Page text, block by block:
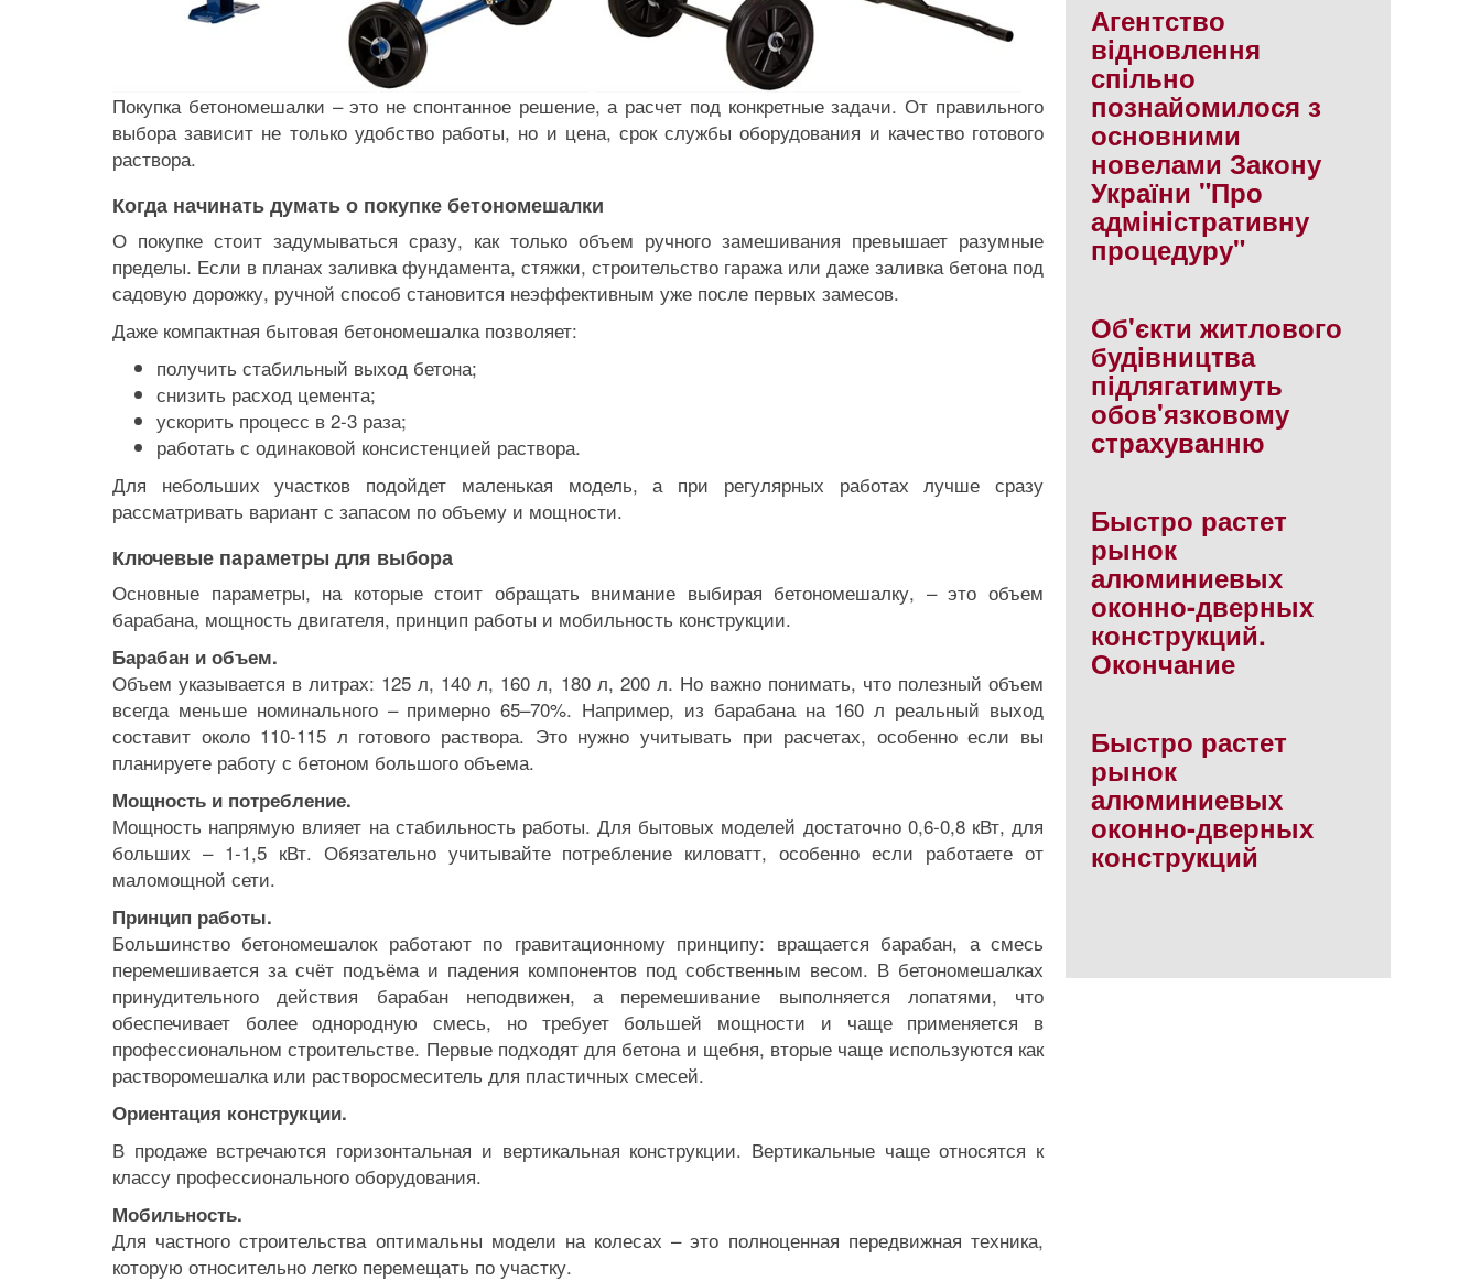
Покупка бетономешалки – это не спонтанное решение, а расчет под конкретные задачи. От правильного
выбора зависит не только удобство работы, но и цена, срок службы оборудования и качество готового
раствора.
Когда начинать думать о покупке бетономешалки
О покупке стоит задумываться сразу, как только объем ручного замешивания превышает разумные
пределы. Если в планах заливка фундамента, стяжки, строительство гаража или даже заливка бетона под
садовую дорожку, ручной способ становится неэффективным уже после первых замесов.
Даже компактная бытовая бетономешалка позволяет:
получить стабильный выход бетона;
снизить расход цемента;
ускорить процесс в 2-3 раза;
работать с одинаковой консистенцией раствора.
Для небольших участков подойдет маленькая модель, а при регулярных работах лучше сразу
рассматривать вариант с запасом по объему и мощности.
Ключевые параметры для выбора
Основные параметры, на которые стоит обращать внимание выбирая бетономешалку, – это объем
барабана, мощность двигателя, принцип работы и мобильность конструкции.
Барабан и объем.
Объем указывается в литрах: 125 л, 140 л, 160 л, 180 л, 200 л. Но важно понимать, что полезный объем
всегда меньше номинального – примерно 65–70%. Например, из барабана на 160 л реальный выход
составит около 110-115 л готового раствора. Это нужно учитывать при расчетах, особенно если вы
планируете работу с бетоном большого объема.
Мощность и потребление.
Мощность напрямую влияет на стабильность работы. Для бытовых моделей достаточно 0,6-0,8 кВт, для
больших – 1-1,5 кВт. Обязательно учитывайте потребление киловатт, особенно если работаете от
маломощной сети.
Принцип работы.
Большинство бетономешалок работают по гравитационному принципу: вращается барабан, а смесь
перемешивается за счёт подъёма и падения компонентов под собственным весом. В бетономешалках
принудительного действия барабан неподвижен, а перемешивание выполняется лопатями, что
обеспечивает более однородную смесь, но требует большей мощности и чаще применяется в
профессиональном строительстве. Первые подходят для бетона и щебня, вторые чаще используются как
растворомешалка или растворосмеситель для пластичных смесей.
Ориентация конструкции.
В продаже встречаются горизонтальная и вертикальная конструкции. Вертикальные чаще относятся к
классу профессионального оборудования.
Мобильность.
Для частного строительства оптимальны модели на колесах – это полноценная передвижная техника,
которую относительно легко перемещать по участку.
Агентство
вiдновлення
спiльно
познайомилося з
основними
новелами Закону
України "Про
адмiнiстративну
процедуру"
Об'єкти житлового
будiвництва
пiдлягатимуть
обов'язковому
страхуванню
Быстро растет
рынок
алюминиевых
оконно-дверных
конструкций.
Окончание
Быстро растет
рынок
алюминиевых
оконно-дверных
конструкций